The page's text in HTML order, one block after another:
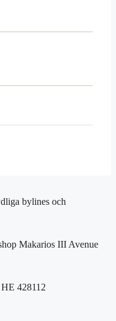
bylines och
Makarios III Avenue
428112